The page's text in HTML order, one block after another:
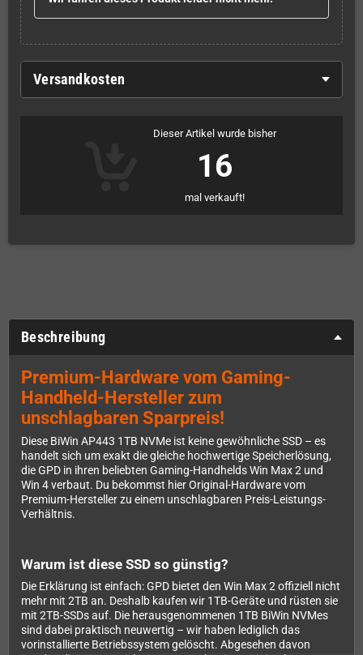
Versandkosten
Dieser Artikel wurde bisher
16
mal verkauft!
Beschreibung
Premium-Hardware vom Gaming-
Handheld-Hersteller zum
unschlagbaren Sparpreis!
Diese BiWin AP443 1TB NVMe ist keine gewöhnliche SSD – es
handelt sich um exakt die gleiche hochwertige Speicherlösung,
die GPD in ihren beliebten Gaming-Handhelds Win Max 2 und
Win 4 verbaut. Du bekommst hier Original-Hardware vom
Premium-Hersteller zu einem unschlagbaren Preis-Leistungs-
Verhältnis.
Warum ist diese SSD so günstig?
Die Erklärung ist einfach: GPD bietet den Win Max 2 offiziell nicht
mehr mit 2TB an. Deshalb kaufen wir 1TB-Geräte und rüsten sie
mit 2TB-SSDs auf. Die herausgenommenen 1TB BiWin NVMes
sind dabei praktisch neuwertig – wir haben lediglich das
vorinstallierte Betriebssystem gelöscht. Abgesehen davon